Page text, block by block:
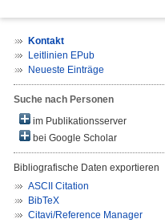
Kontakt
Leitlinien EPub
Neueste Einträge
Suche nach Personen
im Publikationsserver
bei Google Scholar
Bibliografische Daten exportieren
ASCII Citation
BibTeX
Citavi/Reference Manager